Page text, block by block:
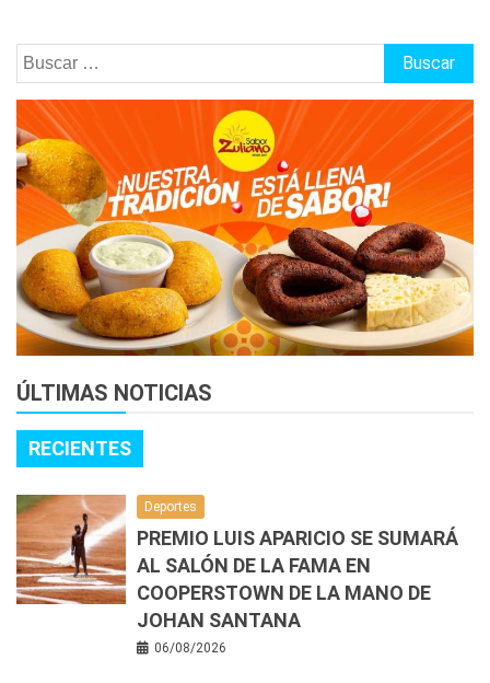
Buscar:
ÚLTIMAS NOTICIAS
RECIENTES
Deportes
PREMIO LUIS APARICIO SE SUMARÁ
AL SALÓN DE LA FAMA EN
COOPERSTOWN DE LA MANO DE
JOHAN SANTANA
06/08/2026